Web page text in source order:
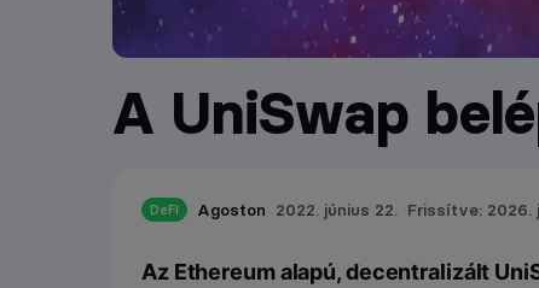
A UniSwap
DeFI Agoston 2022. június 22. Frissítve: 2026.
Az Ethereum alapú, decentralizált